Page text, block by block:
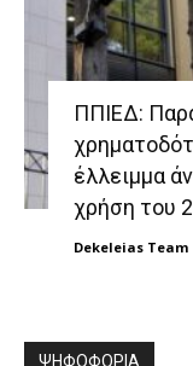
ΠΠΙΕΔ:
έλλειμμα
χρήση του
Dekeleias Team
ΨΗΦΟΦΟΡΙΑ